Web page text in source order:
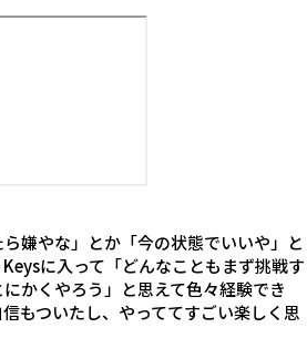
嫌やな」とか「今の状態でいいや」と
に入って「どんなこともまず挑戦す
かくやろう」と思えて色々経験でき
もついたし、やっててすごい楽しく思